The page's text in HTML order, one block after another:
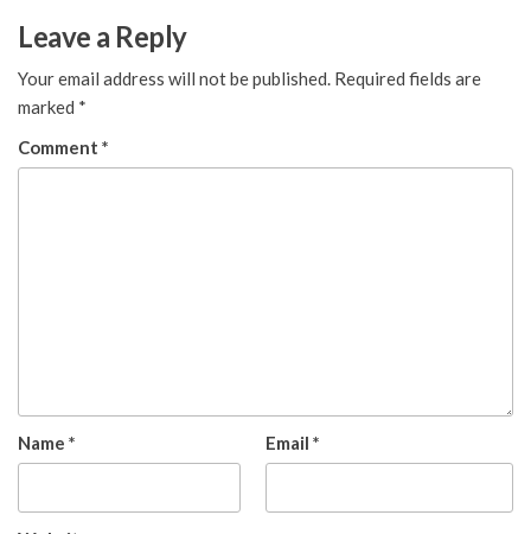
Leave a Reply
Your email address will not be published. Required fields are
marked *
Comment *
Name * Email *